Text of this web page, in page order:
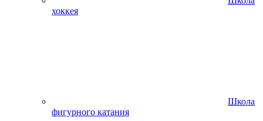
хоккея
Школа
фигурного катания